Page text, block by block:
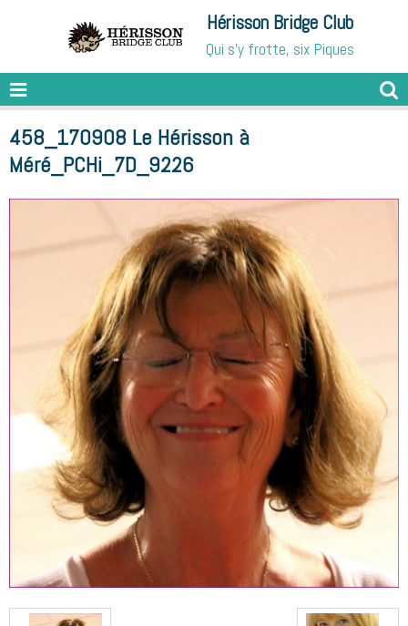
Hérisson Bridge Club
Qui s'y frotte, six Piques
458_170908 Le Hérisson à
Méré_PCHi_7D_9226